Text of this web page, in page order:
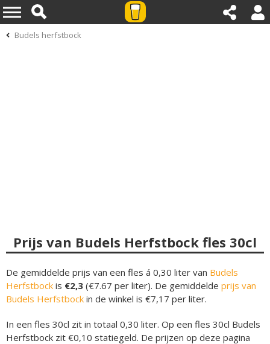
Budels herfstbock
Prijs van Budels Herfstbock fles 30cl
De gemiddelde prijs van een fles á 0,30 liter van Budels
Herfstbock is €2,3 (€7.67 per liter). De gemiddelde prijs van
Budels Herfstbock in de winkel is €7,17 per liter.
In een fles 30cl zit in totaal 0,30 liter. Op een fles 30cl Budels
Herfstbock zit €0,10 statiegeld. De prijzen op deze pagina